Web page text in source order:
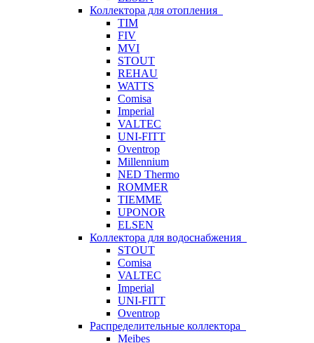
Коллектора для отопления
TIM
FIV
MVI
STOUT
REHAU
WATTS
Comisa
Imperial
VALTEC
UNI-FITT
Oventrop
Millennium
NED Thermo
ROMMER
TIEMME
UPONOR
ELSEN
Коллектора для водоснабжения
STOUT
Comisa
VALTEC
Imperial
UNI-FITT
Oventrop
Распределительные коллектора
Meibes